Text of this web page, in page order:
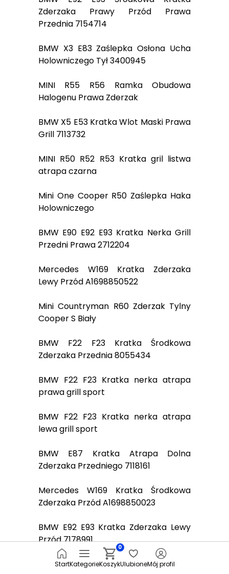
Zderzaka Prawy Przód Prawa
Przednia 7154714
BMW X3 E83 Zaślepka Osłona Ucha
Holowniczego Tył 3400945
MINI R55 R56 Ramka Obudowa
Halogenu Prawa Zderzak
BMW X5 E53 Kratka Wlot Maski Prawa
Grill 7113732
MINI R50 R52 R53 Kratka gril listwa
atrapa czarna
Mini One Cooper R50 Zaślepka Haka
Holowniczego
BMW E90 E92 E93 Kratka Nerka Grill
Przedni Prawa 2712204
Mercedes W169 Kratka Zderzaka
Lewy Przód A1698850522
Mini Countryman R60 Zderzak Tylny
Cooper S Biały
BMW F22 F23 Kratka Środkowa
Zderzaka Przednia 8055434
BMW F22 F23 Kratka nerka atrapa
prawa grill sport
BMW F22 F23 Kratka nerka atrapa
lewa grill sport
BMW E87 Kratka Atrapa Dolna
Zderzaka Przedniego 7118161
Mercedes W169 Kratka Środkowa
Zderzaka Przód A1698850023
BMW E92 E93 Kratka Zderzaka Lewy
Przód 7178991
BMW X5 E53 Grill Kratka Wlot Maski
StartKategorieKoszyk
0
UlubioneMój profil